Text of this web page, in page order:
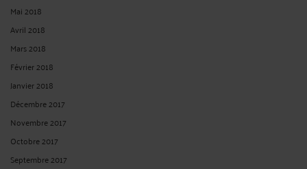
Mai 2018
Avril 2018
Mars 2018
Février 2018
Janvier 2018
Décembre 2017
Novembre 2017
Octobre 2017
Septembre 2017